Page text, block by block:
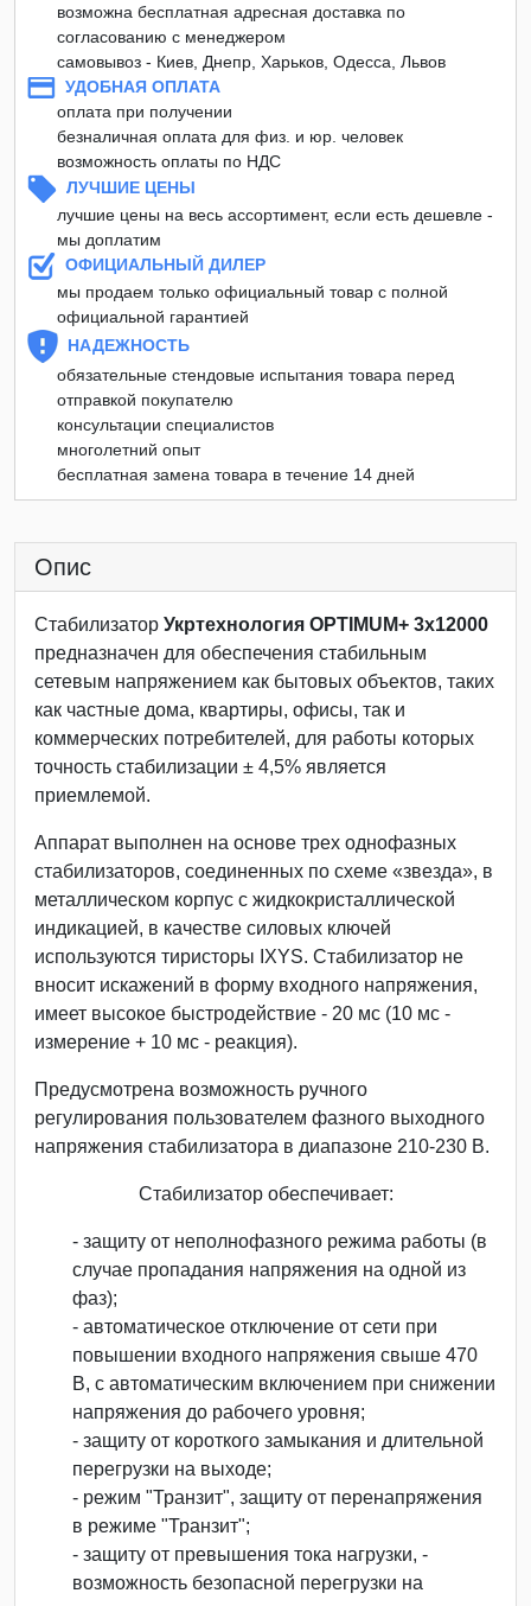
возможна бесплатная адресная доставка по
согласованию с менеджером
самовывоз - Киев, Днепр, Харьков, Одесса, Львов
УДОБНАЯ ОПЛАТА
оплата при получении
безналичная оплата для физ. и юр. человек
возможность оплаты по НДС
ЛУЧШИЕ ЦЕНЫ
лучшие цены на весь ассортимент, если есть дешевле -
мы доплатим
ОФИЦИАЛЬНЫЙ ДИЛЕР
мы продаем только официальный товар с полной
официальной гарантией
НАДЕЖНОСТЬ
обязательные стендовые испытания товара перед
отправкой покупателю
консультации специалистов
многолетний опыт
бесплатная замена товара в течение 14 дней
Опис
Стабилизатор Укртехнология OPTIMUM+ 3х12000
предназначен для обеспечения стабильным
сетевым напряжением как бытовых объектов, таких
как частные дома, квартиры, офисы, так и
коммерческих потребителей, для работы которых
точность стабилизации ± 4,5% является
приемлемой.
Аппарат выполнен на основе трех однофазных
стабилизаторов, соединенных по схеме «звезда», в
металлическом корпус с жидкокристаллической
индикацией, в качестве силовых ключей
используются тиристоры IXYS. Стабилизатор не
вносит искажений в форму входного напряжения,
имеет высокое быстродействие - 20 мс (10 мс -
измерение + 10 мс - реакция).
Предусмотрена возможность ручного
регулирования пользователем фазного выходного
напряжения стабилизатора в диапазоне 210-230 В.
Стабилизатор обеспечивает:
- защиту от неполнофазного режима работы (в
случае пропадания напряжения на одной из
фаз);
- автоматическое отключение от сети при
повышении входного напряжения свыше 470
В, с автоматическим включением при снижении
напряжения до рабочего уровня;
- защиту от короткого замыкания и длительной
перегрузки на выходе;
- режим "Транзит", защиту от перенапряжения
в режиме "Транзит";
- защиту от превышения тока нагрузки, -
возможность безопасной перегрузки на